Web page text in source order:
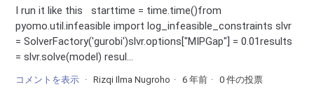
I run it like this starttime = time.time()from
pyomo.util.infeasible import log_infeasible_constraints slvr
= SolverFactory('gurobi')slvr.options["MIPGap"] = 0.01results
= slvr.solve(model) resul...
コメントを表示 Rizqi Ilma Nugroho 6 年前 0 件の投票